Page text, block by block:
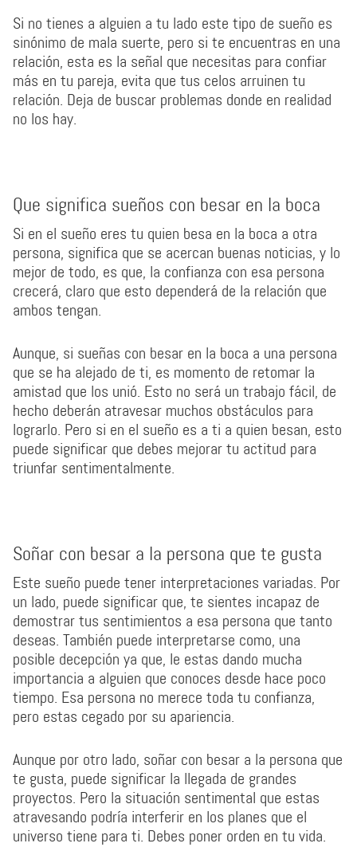
Si no tienes a alguien a tu lado este tipo de sueño es
sinónimo de mala suerte, pero si te encuentras en una
relación, esta es la señal que necesitas para confiar
más en tu pareja, evita que tus celos arruinen tu
relación. Deja de buscar problemas donde en realidad
no los hay.
Que significa sueños con besar en la boca
Si en el sueño eres tu quien besa en la boca a otra
persona, significa que se acercan buenas noticias, y lo
mejor de todo, es que, la confianza con esa persona
crecerá, claro que esto dependerá de la relación que
ambos tengan.
Aunque, si sueñas con besar en la boca a una persona
que se ha alejado de ti, es momento de retomar la
amistad que los unió. Esto no será un trabajo fácil, de
hecho deberán atravesar muchos obstáculos para
lograrlo. Pero si en el sueño es a ti a quien besan, esto
puede significar que debes mejorar tu actitud para
triunfar sentimentalmente.
Soñar con besar a la persona que te gusta
Este sueño puede tener interpretaciones variadas. Por
un lado, puede significar que, te sientes incapaz de
demostrar tus sentimientos a esa persona que tanto
deseas. También puede interpretarse como, una
posible decepción ya que, le estas dando mucha
importancia a alguien que conoces desde hace poco
tiempo. Esa persona no merece toda tu confianza,
pero estas cegado por su apariencia.
Aunque por otro lado, soñar con besar a la persona que
te gusta, puede significar la llegada de grandes
proyectos. Pero la situación sentimental que estas
atravesando podría interferir en los planes que el
universo tiene para ti. Debes poner orden en tu vida.